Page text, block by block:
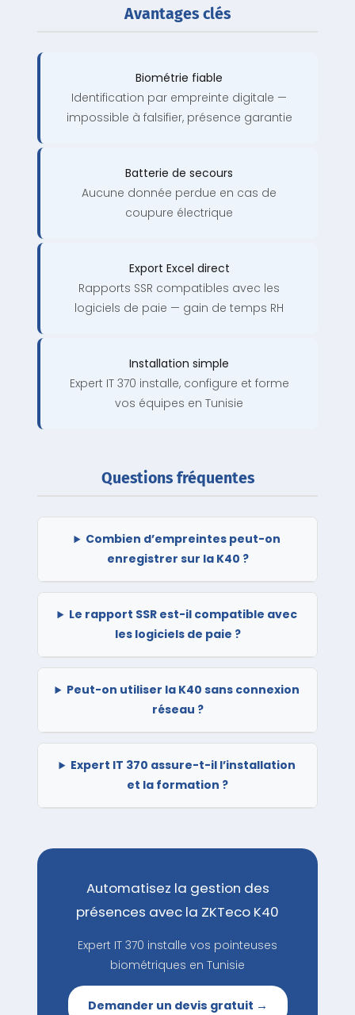
Avantages clés
Biométrie fiable
Identification par empreinte digitale —
impossible à falsifier, présence garantie
Batterie de secours
Aucune donnée perdue en cas de
coupure électrique
Export Excel direct
Rapports SSR compatibles avec les
logiciels de paie — gain de temps RH
Installation simple
Expert IT 370 installe, configure et forme
vos équipes en Tunisie
Questions fréquentes
Combien d’empreintes peut-on
enregistrer sur la K40 ?
Le rapport SSR est-il compatible avec
les logiciels de paie ?
Peut-on utiliser la K40 sans connexion
réseau ?
Expert IT 370 assure-t-il l’installation
et la formation ?
Automatisez la gestion des
présences avec la ZKTeco K40
Expert IT 370 installe vos pointeuses
biométriques en Tunisie
Demander un devis gratuit →